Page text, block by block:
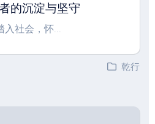
的沉淀与坚守
社会，怀...
乾行